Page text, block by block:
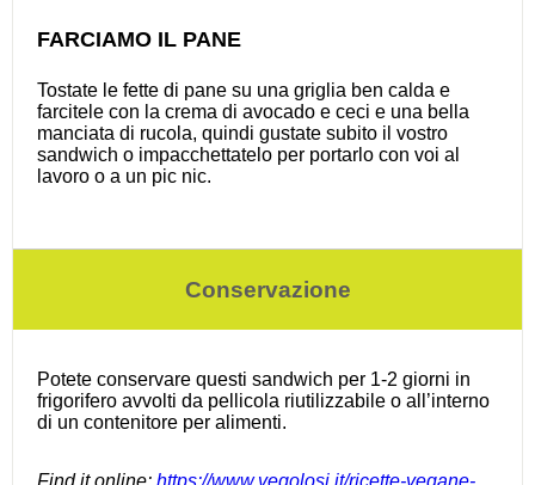
FARCIAMO IL PANE
Tostate le fette di pane su una griglia ben calda e
farcitele con la crema di avocado e ceci e una bella
manciata di rucola, quindi gustate subito il vostro
sandwich o impacchettatelo per portarlo con voi al
lavoro o a un pic nic.
Conservazione
Potete conservare questi sandwich per 1-2 giorni in
frigorifero avvolti da pellicola riutilizzabile o all’interno
di un contenitore per alimenti.